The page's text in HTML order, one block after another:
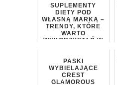
SUPLEMENTY
DIETY POD
WŁASNĄ MARKĄ –
TRENDY, KTÓRE
WARTO
WYKORZYSTAĆ W
PASKI
WYBIELAJĄCE
CREST
GLAMOROUS